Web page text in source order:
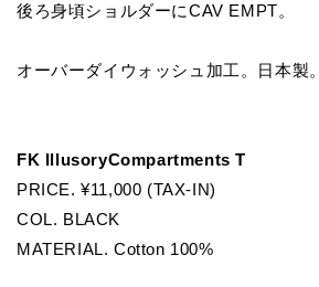
後ろ身頃ショルダーにCAV EMPT。
オーバーダイウォッシュ加工。日本製。
FK IllusoryCompartments T
PRICE. ¥11,000 (TAX-IN)
COL. BLACK
MATERIAL. Cotton 100%